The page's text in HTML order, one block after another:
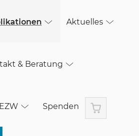
Aktuelles
& Beratung
Spenden Warenkorb